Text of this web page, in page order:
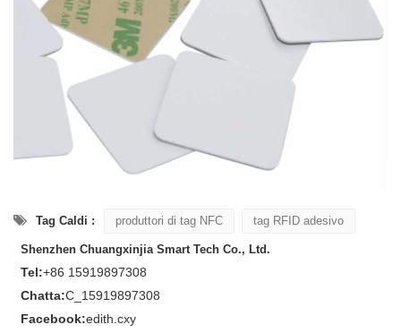
Tag Caldi : produttori di tag NFC tag RFID adesivo
Shenzhen Chuangxinjia Smart Tech Co., Ltd.
Tel:+86 15919897308
Chatta:C_15919897308
Facebook:edith.cxy